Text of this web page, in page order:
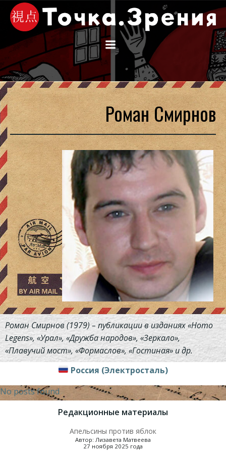
Перейти
к
содержимому
Роман Смирнов
Роман Смирнов (1979) – публикации в изданиях «Homo
Legens», «Урал», «Дружба народов», «Зеркало»,
«Плавучий мост», «Формаслов», «Гостиная» и др.
Россия (Электросталь)
No posts found
Редакционные материалы
Апельсины против яблок
Автор: Лизавета Матвеева
27 ноября 2025 года